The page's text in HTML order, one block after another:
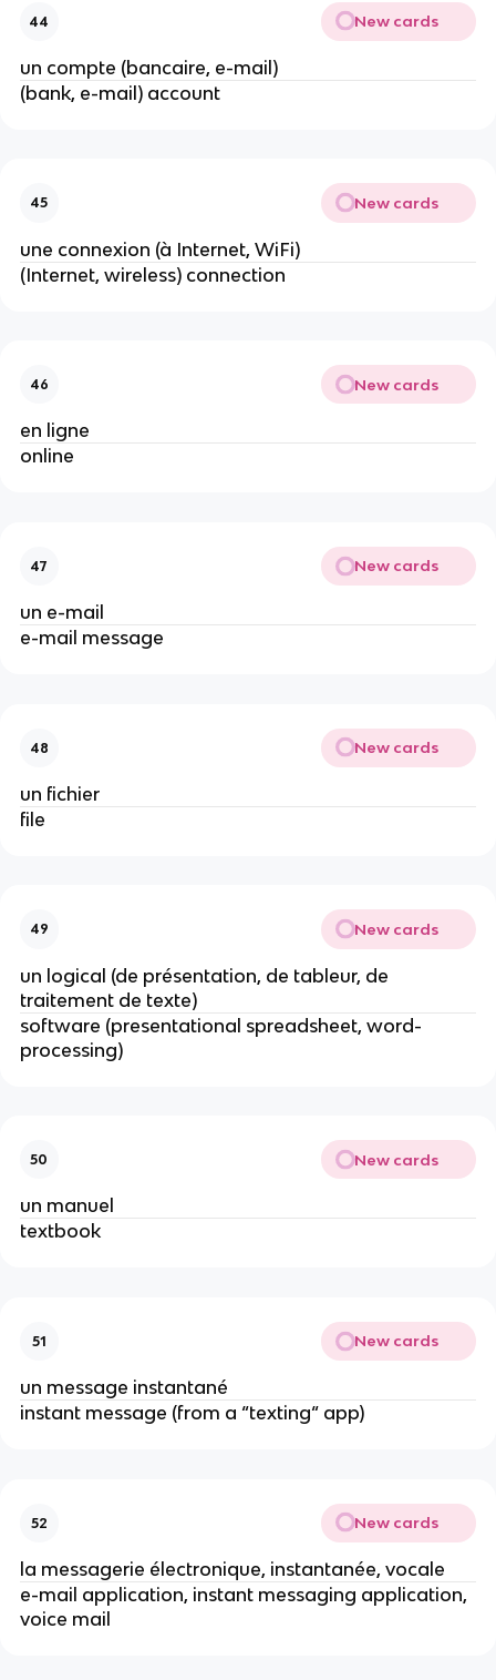
44 New cards
un compte (bancaire, e-mail)
(bank, e-mail) account
45 New cards
une connexion (à Internet, WiFi)
(Internet, wireless) connection
46 New cards
en ligne
online
47 New cards
un e-mail
e-mail message
48 New cards
un fichier
file
49 New cards
un logical (de présentation, de tableur, de
traitement de texte)
software (presentational spreadsheet, word-
processing)
50 New cards
un manuel
textbook
51 New cards
un message instantané
instant message (from a “texting“ app)
52 New cards
la messagerie électronique, instantanée, vocale
e-mail application, instant messaging application,
voice mail